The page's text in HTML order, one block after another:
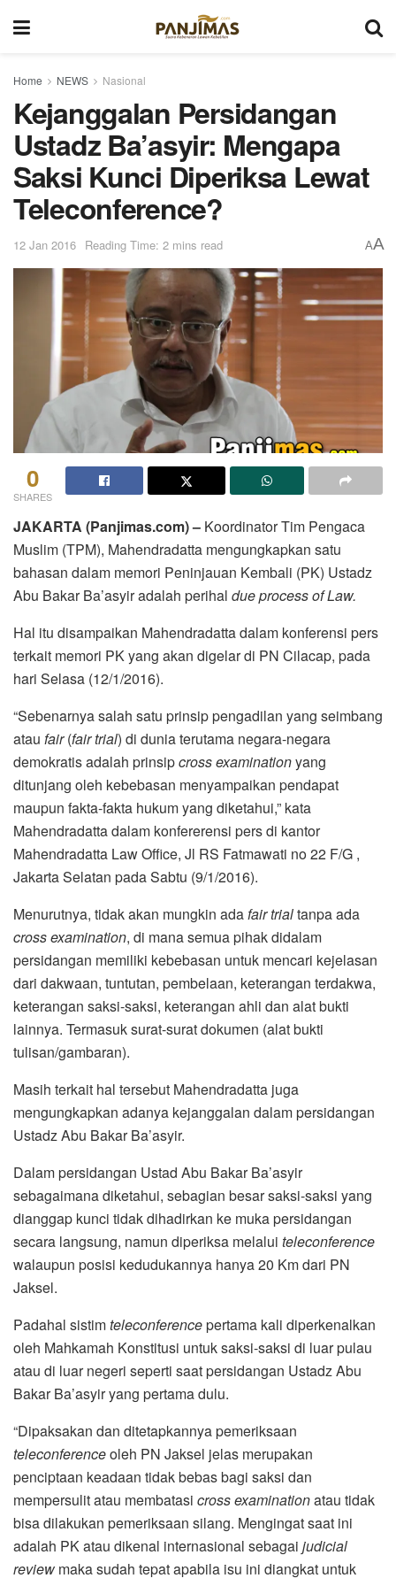
Home NEWS Nasional
Kejanggalan Persidangan
Ustadz Ba’asyir: Mengapa
Saksi Kunci Diperiksa Lewat
Teleconference?
12 Jan 2016 Reading Time: 2 mins read AA
0
SHARES
JAKARTA (Panjimas.com) – Koordinator Tim Pengaca
Muslim (TPM), Mahendradatta mengungkapkan satu
bahasan dalam memori Peninjauan Kembali (PK) Ustadz
Abu Bakar Ba’asyir adalah perihal due process of Law.
Hal itu disampaikan Mahendradatta dalam konferensi pers
terkait memori PK yang akan digelar di PN Cilacap, pada
hari Selasa (12/1/2016).
“Sebenarnya salah satu prinsip pengadilan yang seimbang
atau fair(fair trial) di dunia terutama negara-negara
demokratis adalah prinsipcross examinationyang
ditunjang oleh kebebasan menyampaikan pendapat
maupun fakta-fakta hukum yang diketahui,” kata
Mahendradatta dalam konfererensi pers di kantor
Mahendradatta Law Office, Jl RS Fatmawati no 22 F/G ,
Jakarta Selatan pada Sabtu (9/1/2016).
Menurutnya, tidak akan mungkin adafair trialtanpa ada
cross examination, di mana semua pihak didalam
persidangan memiliki kebebasan untuk mencari kejelasan
dari dakwaan, tuntutan, pembelaan, keterangan terdakwa,
keterangan saksi-saksi, keterangan ahli dan alat bukti
lainnya. Termasuk surat-surat dokumen (alat bukti
tulisan/gambaran).
Masih terkait hal tersebut Mahendradatta juga
mengungkapkan adanya kejanggalan dalam persidangan
Ustadz Abu Bakar Ba’asyir.
Dalam persidangan Ustad Abu Bakar Ba’asyir
sebagaimana diketahui, sebagian besar saksi-saksi yang
dianggap kunci tidak dihadirkan ke muka persidangan
secara langsung, namun diperiksa melalui teleconference
walaupun posisi kedudukannya hanya 20 Km dari PN
Jaksel.
Padahal sistimteleconferencepertama kali diperkenalkan
oleh Mahkamah Konstitusi untuk saksi-saksi di luar pulau
atau di luar negeri seperti saat persidangan Ustadz Abu
Bakar Ba’asyir yang pertama dulu.
“Dipaksakan dan ditetapkannya pemeriksaan
teleconferenceoleh PN Jaksel jelas merupakan
penciptaan keadaan tidak bebas bagi saksi dan
mempersulit atau membatasi cross examinationatau tidak
bisa dilakukan pemeriksaan silang. Mengingat saat ini
adalah PK atau dikenal internasional sebagai judicial
review maka sudah tepat apabila isu ini diangkat untuk